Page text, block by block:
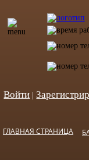
Войти |
ГЛАВНАЯ СТРАНИЦА